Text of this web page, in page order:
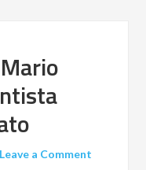
Leave a Comment